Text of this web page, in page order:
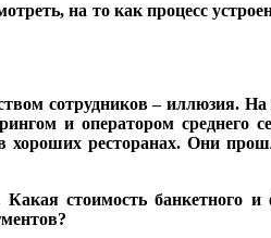
на то как процесс
сотрудников – иллюзия.
и оператором
ресторанах. Они
стоимость